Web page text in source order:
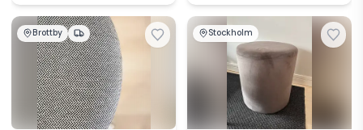
Brottby Stockholm